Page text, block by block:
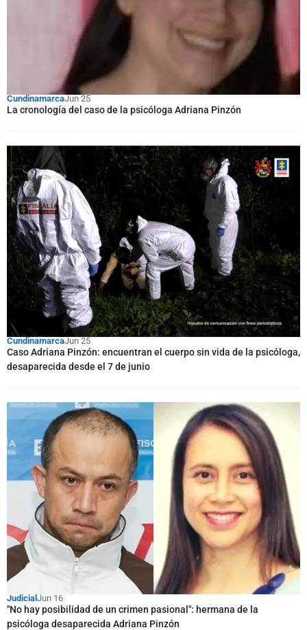
CundinamarcaJun 25
La cronología del caso de la psicóloga Adriana Pinzón
CundinamarcaJun 25
Caso Adriana Pinzón: encuentran el cuerpo sin vida de la psicóloga,
desaparecida desde el 7 de junio
JudicialJun 16
"No hay posibilidad de un crimen pasional": hermana de la
psicóloga desaparecida Adriana Pinzón